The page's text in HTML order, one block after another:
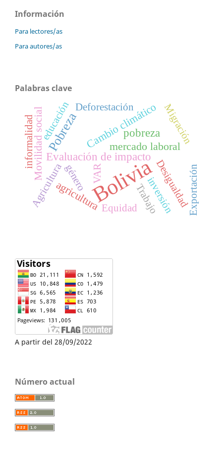
Información
Para lectores/as
Para autores/as
Palabras clave
Bolivia
Pobreza
pobreza
Evaluación de impacto
Cambio climático
mercado laboral
agricultura
Movilidad social
Desigualdad
Agricultura
educación Migración
informalidad
Deforestación
Trabajo
VAR
género
Equidad inversión Exportación
A partir del 28/09/2022
Número actual